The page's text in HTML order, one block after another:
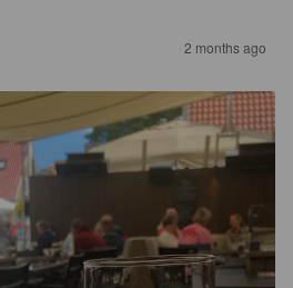
2 months ago